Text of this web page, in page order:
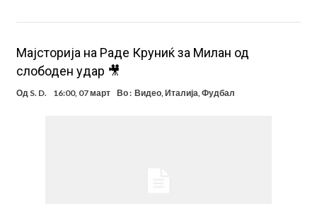
Majсторија на Раде Круниќ за Милан од
слободен удар 🎥
Од S. D. 16:00, 07 март Во : Видео,Италија,Фудбал